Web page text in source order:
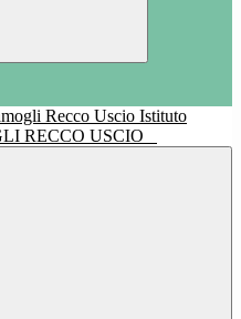
Istituto
RECCO USCIO